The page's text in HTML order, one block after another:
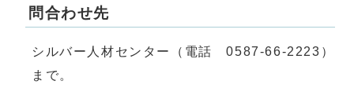
問合わせ先
シルバー人材センター（電話 0587-66-2223）
まで。